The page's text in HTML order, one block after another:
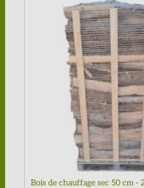
Bois de chauffage sec 50 cm -